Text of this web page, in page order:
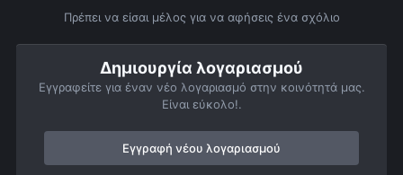
Πρέπει να είσαι μέλος για να αφήσεις ένα σχόλιο
Δημιουργία λογαριασμού
Εγγραφείτε για έναν νέο λογαριασμό στην κοινότητά μας.
Είναι εύκολο!.
Εγγραφή νέου λογαριασμού